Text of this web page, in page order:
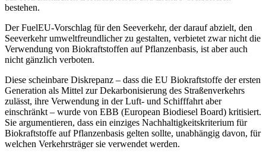
bestehen.
Der FuelEU-Vorschlag für den Seeverkehr, der darauf abzielt, den
Seeverkehr umweltfreundlicher zu gestalten, verbietet zwar nicht die
Verwendung von Biokraftstoffen auf Pflanzenbasis, ist aber auch
nicht gänzlich verboten.
Diese scheinbare Diskrepanz – dass die EU Biokraftstoffe der ersten
Generation als Mittel zur Dekarbonisierung des Straßenverkehrs
zulässt, ihre Verwendung in der Luft- und Schifffahrt aber
einschränkt – wurde von EBB (European Biodiesel Board) kritisiert.
Sie argumentieren, dass ein einziges Nachhaltigkeitskriterium für
Biokraftstoffe auf Pflanzenbasis gelten sollte, unabhängig davon, für
welchen Verkehrsträger sie verwendet werden.